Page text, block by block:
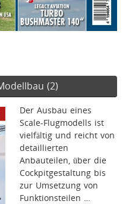
(2)
Der Ausbau eines
Scale-Flugmodells ist
vielfältig und reicht von
detaillierten
Anbauteilen, über die
Cockpitgestaltung bis
zur Umsetzung von
Funktionsteilen …